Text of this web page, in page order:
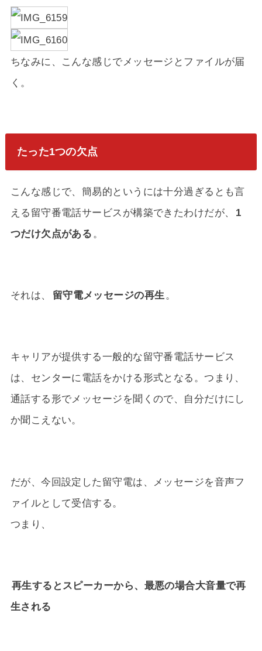
ちなみに、こんな感じでメッセージとファイルが届
く。
たった1つの欠点
こんな感じで、簡易的というには十分過ぎるとも言
える留守番電話サービスが構築できたわけだが、
1
つだけ欠点がある 。
それは、 留守電メッセージの再生。
キャリアが提供する一般的な留守番電話サービス
は、センターに電話をかける形式となる。つまり、
通話する形でメッセージを聞くので、自分だけにし
か聞こえない。
だが、今回設定した留守電は、メッセージを音声フ
ァイルとして受信する。
つまり、
再生するとスピーカーから、最悪の場合大音量で再
生される